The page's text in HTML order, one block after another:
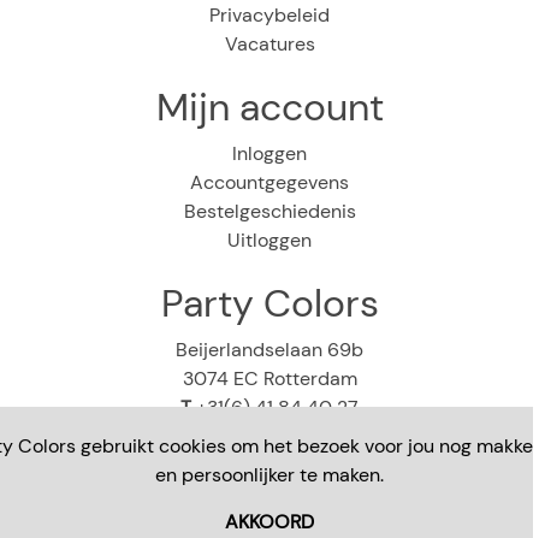
Colors gebruikt cookies om het bezoek voor jou nog
en persoonlijker te maken.
AKKOORD
Privacybeleid
Vacatures
Mijn account
Inloggen
Accountgegevens
Bestelgeschiedenis
Uitloggen
Party Colors
Beijerlandselaan 69b
3074 EC Rotterdam
T+31(6) 41 84 40 27
webshop@partycolors.nl
Copyright © 2023 - Party Colors - Alle rechten